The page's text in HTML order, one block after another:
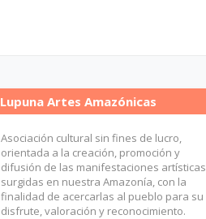
Lupuna Artes Amazónicas
Asociación cultural sin fines de lucro,
orientada a la creación, promoción y
difusión de las manifestaciones artísticas
surgidas en nuestra Amazonía, con la
finalidad de acercarlas al pueblo para su
disfrute, valoración y reconocimiento.